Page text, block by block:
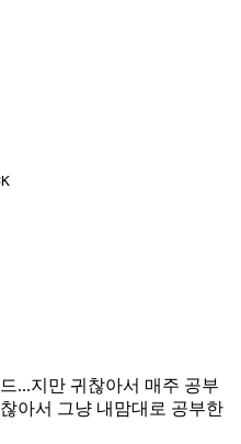
K
...지만 귀찮아서 매주 공부
아서 그냥 내맘대로 공부한